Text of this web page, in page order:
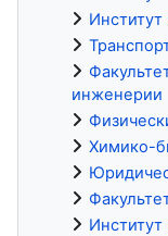
Институт
инженерии
Химико-